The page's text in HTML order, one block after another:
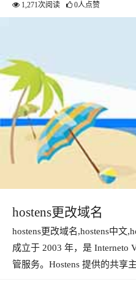
1,271次阅读 0人点赞
hostens更改域名
hostens更改域名,hostens中文
成立于 2003 年，是 Interneto
管服务。Hostens 提供的共享